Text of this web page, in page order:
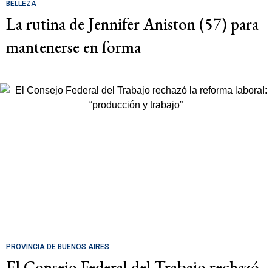
BELLEZA
La rutina de Jennifer Aniston (57) para
mantenerse en forma
PROVINCIA DE BUENOS AIRES